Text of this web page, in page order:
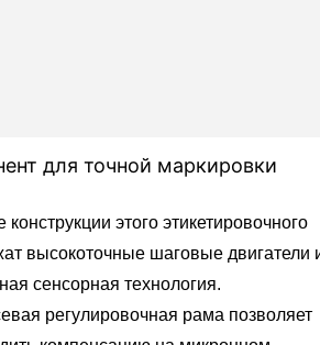
для точной маркировки
конструкции этого этикетировочного
высокоточные шаговые двигатели
сенсорная технология.
регулировочная рама позволяет